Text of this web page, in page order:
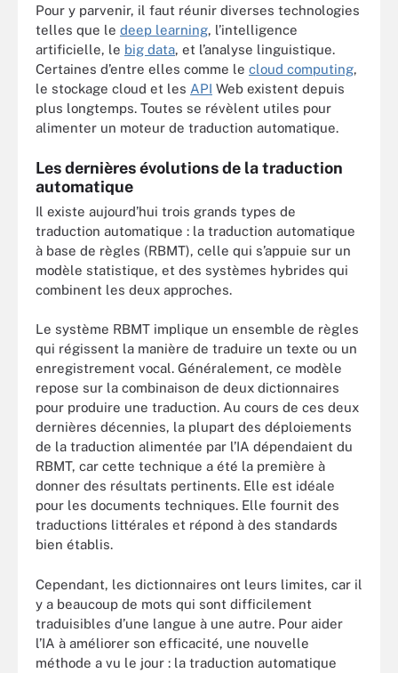
Pour y parvenir, il faut réunir diverses technologies
telles que le deep learning, l’intelligence
artificielle, le big data, et l’analyse linguistique.
Certaines d’entre elles comme le cloud computing,
le stockage cloud et les API Web existent depuis
plus longtemps. Toutes se révèlent utiles pour
alimenter un moteur de traduction automatique.
Les dernières évolutions de la traduction
automatique
Il existe aujourd’hui trois grands types de
traduction automatique : la traduction automatique
à base de règles (RBMT), celle qui s’appuie sur un
modèle statistique, et des systèmes hybrides qui
combinent les deux approches.
Le système RBMT implique un ensemble de règles
qui régissent la manière de traduire un texte ou un
enregistrement vocal. Généralement, ce modèle
repose sur la combinaison de deux dictionnaires
pour produire une traduction. Au cours de ces deux
dernières décennies, la plupart des déploiements
de la traduction alimentée par l’IA dépendaient du
RBMT, car cette technique a été la première à
donner des résultats pertinents. Elle est idéale
pour les documents techniques. Elle fournit des
traductions littérales et répond à des standards
bien établis.
Cependant, les dictionnaires ont leurs limites, car il
y a beaucoup de mots qui sont difficilement
traduisibles d’une langue à une autre. Pour aider
l’IA à améliorer son efficacité, une nouvelle
méthode a vu le jour : la traduction automatique